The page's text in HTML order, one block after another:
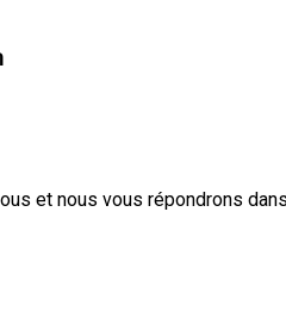
et nous vous répondrons